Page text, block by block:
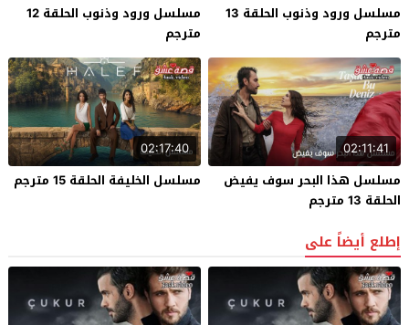
مسلسل ورود وذنوب الحلقة 13
مترجم
مسلسل ورود وذنوب الحلقة 12
مترجم
02:11:41
مسلسل هذا البحر سوف يفيض
الحلقة 13 مترجم
02:17:40
مسلسل الخليفة الحلقة 15 مترجم
إطلع أيضاً على